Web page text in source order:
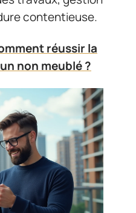
contentieuse.
réussir la
non meublé ?